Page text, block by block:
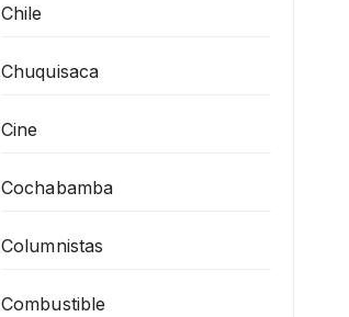
Chile
Chuquisaca
Cine
Cochabamba
Columnistas
Combustible